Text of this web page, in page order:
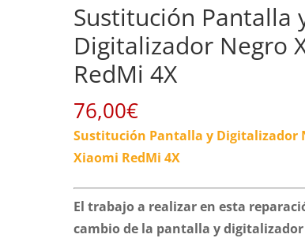
Sustitución Pantalla
Digitalizador Negro
RedMi 4X
76,00€
Sustitución Pantalla y Digitalizador
Xiaomi RedMi 4X
El trabajo a realizar en esta
cambio de la pantalla y digitalizador